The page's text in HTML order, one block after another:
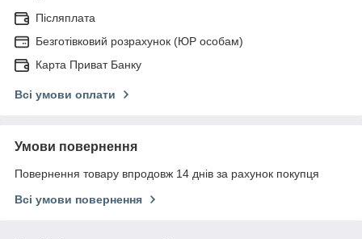
Післяплата
Безготівковий розрахунок (ЮР особам)
Карта Приват Банку
Всі умови оплати
Умови повернення
Повернення товару впродовж 14 днів за рахунок покупця
Всі умови повернення